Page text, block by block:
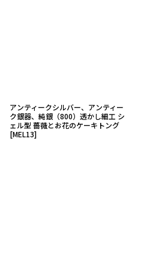
アンティークシルバー、アンティー
ク銀器、純銀（800）透かし細工 シ
ェル型 薔薇とお花のケーキトング
[MEL13]